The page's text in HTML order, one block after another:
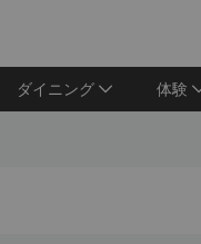
ダイニング 体験